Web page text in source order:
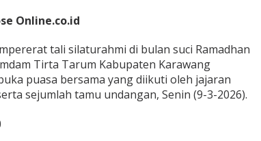
i
t
a
a
r
Online.co.id
tali silaturahmi di bulan suci Ramadhan
Tirta Tarum Kabupaten Karawang
puasa bersama yang diikuti oleh jajaran
sejumlah tamu undangan, Senin (9-3-2026).